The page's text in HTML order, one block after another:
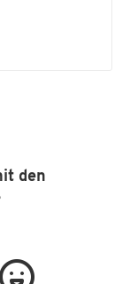
den